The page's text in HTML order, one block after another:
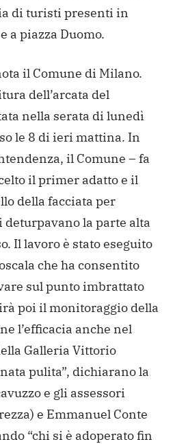
di turisti presenti in
a piazza Duomo.
il Comune di Milano.
dell’arcata del
nella serata di lunedì
le 8 di ieri mattina. In
il Comune – fa
il primer adatto e il
della facciata per
la parte alta
Il lavoro è stato eseguito
che ha consentito
sul punto imbrattato
poi il monitoraggio della
l’efficacia anche nel
Galleria Vittorio
pulita”, dichiarano la
e gli assessori
e Emmanuel Conte
“chi si è adoperato fin